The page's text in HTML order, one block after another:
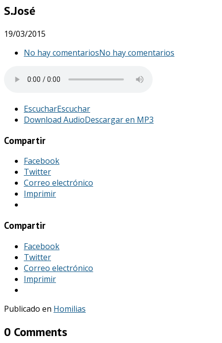
S.José
19/03/2015
No hay comentariosNo hay comentarios
EscucharEscuchar
Download AudioDescargar en MP3
Compartir
Facebook
Twitter
Correo electrónico
Imprimir
Compartir
Facebook
Twitter
Correo electrónico
Imprimir
Publicado en Homilias
0 Comments